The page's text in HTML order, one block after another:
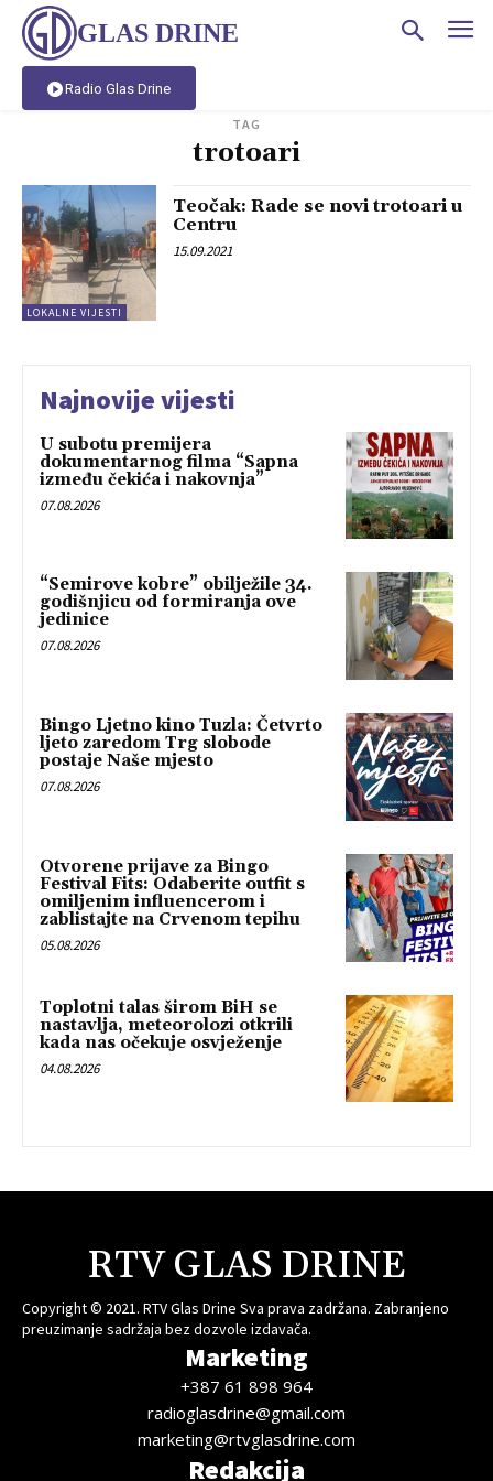
GLAS DRINE
Radio Glas Drine
TAG
trotoari
LOKALNE VIJESTI
Teočak: Rade se novi trotoari u
Centru
15.09.2021
Najnovije vijesti
U subotu premijera
dokumentarnog filma “Sapna
između čekića i nakovnja”
07.08.2026
“Semirove kobre” obilježile 34.
godišnjicu od formiranja ove
jedinice
07.08.2026
Bingo Ljetno kino Tuzla: Četvrto
ljeto zaredom Trg slobode
postaje Naše mjesto
07.08.2026
Otvorene prijave za Bingo
Festival Fits: Odaberite outfit s
omiljenim influencerom i
zablistajte na Crvenom tepihu
05.08.2026
Toplotni talas širom BiH se
nastavlja, meteorolozi otkrili
kada nas očekuje osvježenje
04.08.2026
RTV GLAS DRINE
Copyright © 2021. RTV Glas Drine Sva prava zadržana. Zabranjeno
preuzimanje sadržaja bez dozvole izdavača.
Marketing
+387 61 898 964
radioglasdrine@gmail.com
marketing@rtvglasdrine.com
Redakcija